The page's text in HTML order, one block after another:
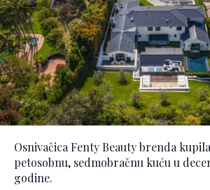
Osnivačica Fenty Beauty brenda
petosobnu, sedmobračnu kuću u
godine.